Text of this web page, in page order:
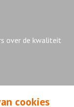
over de kwaliteit
cookies